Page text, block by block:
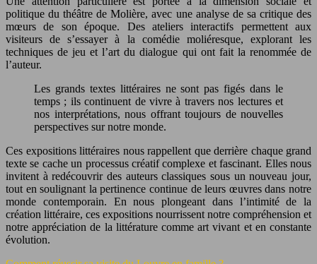
politique du théâtre de Molière, avec une analyse de sa critique des
mœurs de son époque. Des ateliers interactifs permettent aux
visiteurs de s’essayer à la comédie moliéresque, explorant les
techniques de jeu et l’art du dialogue qui ont fait la renommée de
l’auteur.
Les grands textes littéraires ne sont pas figés dans le
temps ; ils continuent de vivre à travers nos lectures et
nos interprétations, nous offrant toujours de nouvelles
perspectives sur notre monde.
Ces expositions littéraires nous rappellent que derrière chaque grand
texte se cache un processus créatif complexe et fascinant. Elles nous
invitent à redécouvrir des auteurs classiques sous un nouveau jour,
tout en soulignant la pertinence continue de leurs œuvres dans notre
monde contemporain. En nous plongeant dans l’intimité de la
création littéraire, ces expositions nourrissent notre compréhension et
notre appréciation de la littérature comme art vivant et en constante
évolution.